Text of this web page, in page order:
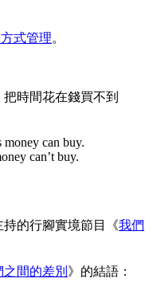
式管理。
時間花在錢買不到
money can buy.
can’t buy.
持的行腳實境節目《我們
間的差別 》的結語：